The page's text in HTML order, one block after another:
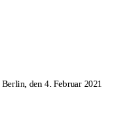
Berlin, den 4. Februar 2021